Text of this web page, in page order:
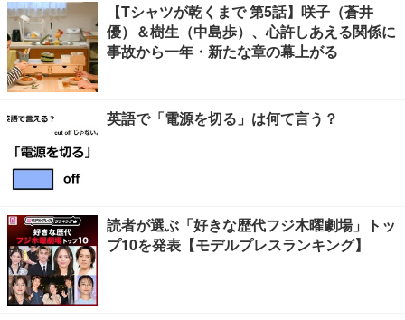
【Tシャツが乾くまで 第5話】咲子（蒼井
優）＆樹生（中島歩）、心許しあえる関係に
事故から一年・新たな章の幕上がる
英語で「電源を切る」は何て言う？
読者が選ぶ「好きな歴代フジ木曜劇場」トッ
プ10を発表【モデルプレスランキング】